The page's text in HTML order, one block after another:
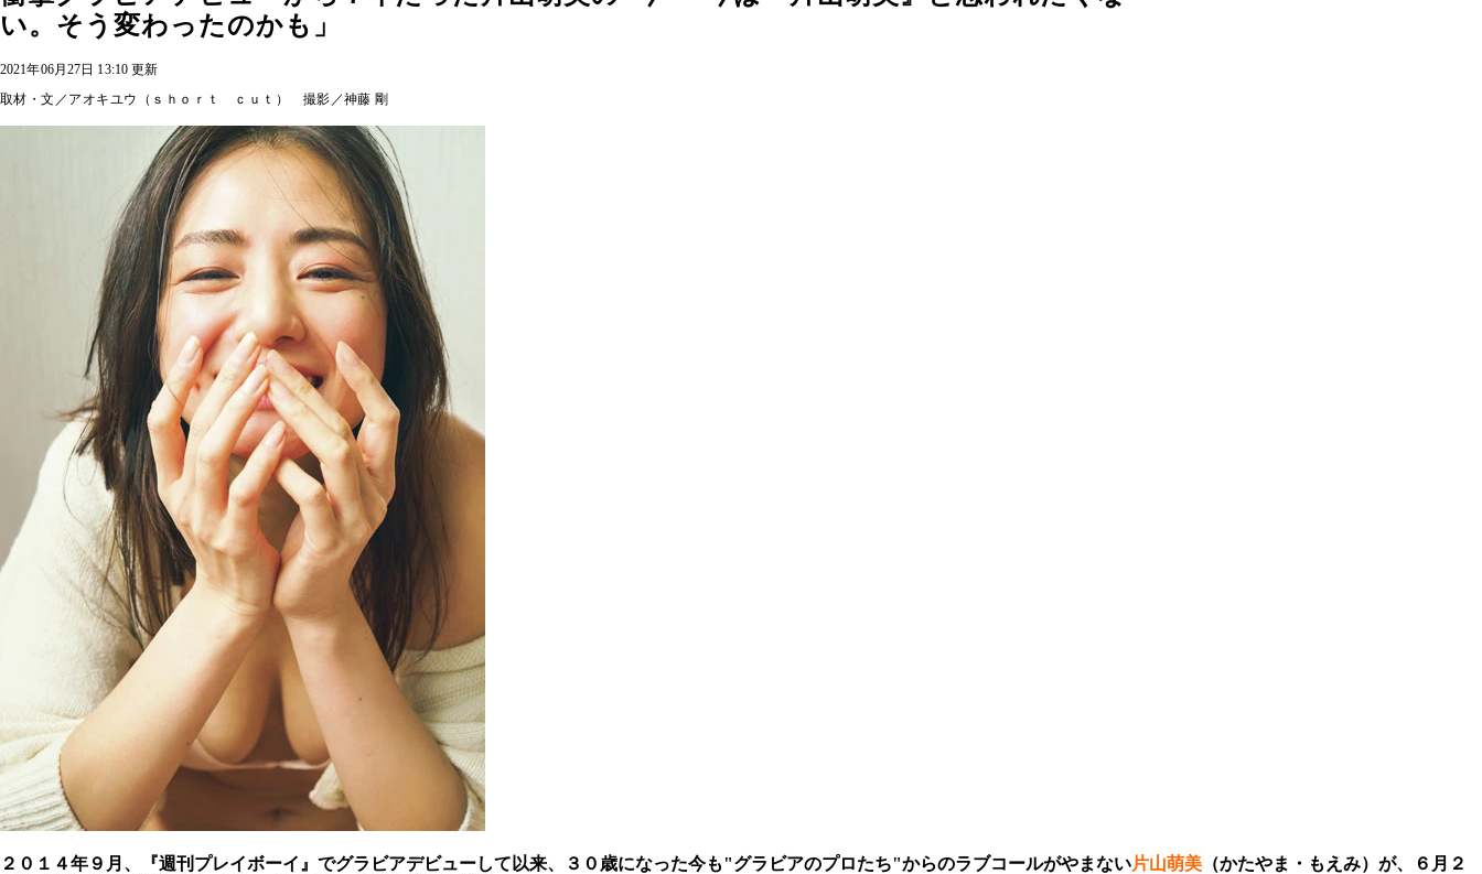
い。そう変わったのかも」
2021年06月27日 13:10 更新
取材・文／アオキユウ（ｓｈｏｒｔ ｃｕｔ） 撮影／神藤 剛
２０１４年９月、『週刊プレイボーイ』でグラビアデビューして以来、３０歳になった今も"グラビアのプロたち"からのラブコールがやまない片山萌美 （かたやま・もえみ）が、６月２